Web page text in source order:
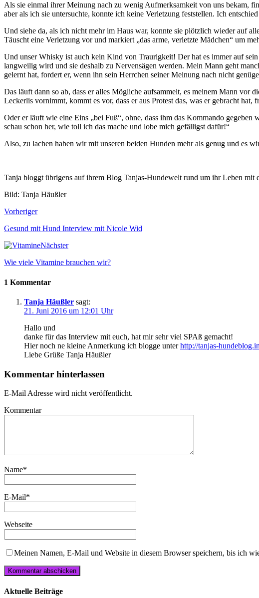
Als sie einmal ihrer Meinung nach zu wenig Aufmerksamkeit von uns bekam,
aber als ich sie untersuchte, konnte ich keine Verletzung feststellen. Ich
Und siehe da, als ich nicht mehr im Haus war, konnte sie plötzlich wieder auf
Täuscht eine Verletzung vor und markiert „das arme, verletzte Mädchen“ um
Und unser Whisky ist auch kein Kind von Traurigkeit! Der hat es immer auf
langweilig wird und sie deshalb zu Nervensägen werden. Mein Mann geht
gelernt hat, fordert er, wenn ihn sein Herrchen seiner Meinung nach nicht
Das läuft dann so ab, dass er alles Mögliche aufsammelt, es meinem Mann vor
Leckerlis vornimmt, kommt es vor, dass er aus Protest das, was er gebracht hat,
Oder er läuft wie eine Eins „bei Fuß“, ohne, dass ihm das Kommando
schau schon her, wie toll ich das mache und lobe mich gefälligst dafür!“
Also, zu lachen haben wir mit unseren beiden Hunden mehr als genug und es
Tanja bloggt übrigens auf ihrem Blog Tanjas-Hundewelt rund um ihr Leben
Bild: Tanja Häußler
Vorheriger
Gesund mit Hund Interview mit Nicole Wid
Nächster
Wie viele Vitamine brauchen wir?
1 Kommentar
Tanja Häußler sagt:
21. Juni 2016 um 12:01 Uhr
Hallo und
danke für das Interview mit euch, hat mir sehr viel SPAß gemacht!
Hier noch ne kleine Anmerkung ich blogge unterhttp://tanjas-
Liebe Grüße Tanja Häußler
Kommentar hinterlassen
E-Mail Adresse wird nicht veröffentlicht.
Kommentar
Name*
E-Mail*
Webseite
Meinen Namen, E-Mail und Website in diesem Browser speichern, bis ich
Aktuelle Beiträge